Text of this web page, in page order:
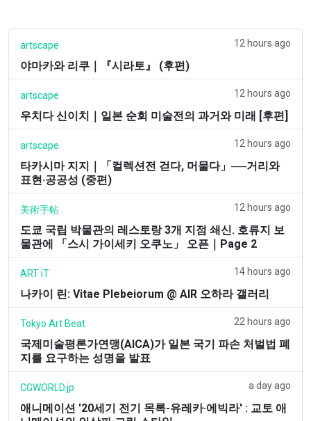
artscape 12 hours ago
야마카와 리쿠｜『시라토』 (후편)
artscape 12 hours ago
우치다 신이치｜일본 순회 미술전의 과거와 미래 [후편]
artscape 12 hours ago
타카시마 지지｜「컬렉션전 걷다, 머물다」──거리와
표현·공공성 (중편)
美術手帖 12 hours ago
도쿄 국립 박물관의 레스토랑 3개 지점 쇄신. 호류지 보
물관에 「스시 가이세키 오쿠노」 오픈｜Page 2
ART iT 14 hours ago
나카이 린: Vitae Plebeiorum @ AIR 오하라 갤러리
Tokyo Art Beat 22 hours ago
국제미술평론가연맹(AICA)가 일본 국기 파손 처벌법 폐
지를 요구하는 성명을 발표
CGWORLD.jp a day ago
애니메이션 '20세기 전기 목록-유레카·에빅라' : 교토 애